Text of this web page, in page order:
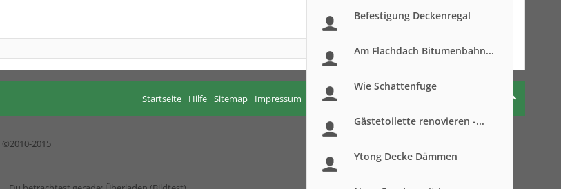
Befestigung Deckenregal
Am Flachdach Bitumenbahn...
Wie Schattenfuge
Gästetoilette renovieren -...
Ytong Decke Dämmen
Startseite Hilfe Sitemap Impressum Nutzungsbedingungen
©2010-2015